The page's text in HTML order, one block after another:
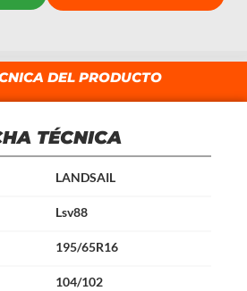
DEL PRODUCTO
TÉCNICA
LANDSAIL
Lsv88
195/65R16
104/102